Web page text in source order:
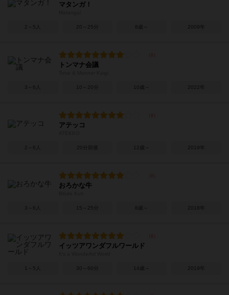
マタンガ！
2～5人 20～25分 8歳～ 2009年
トンマナ会議
3～6人 10～20分 10歳～ 2022年
アテッコ
2～6人 20分前後 12歳～ 2019年
おろかな牛
3～6人 15～25分 8歳～ 2018年
イッツアワンダフルワールド
1～5人 30～60分 14歳～ 2019年